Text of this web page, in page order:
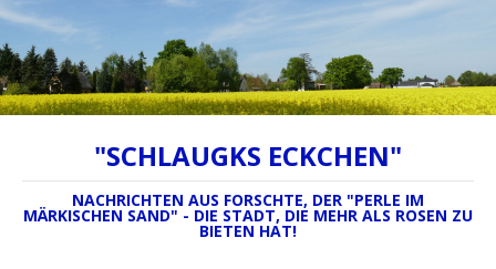
"SCHLAUGKS ECKCHEN"
NACHRICHTEN AUS FORSCHTE, DER "PERLE IM
MÄRKISCHEN SAND" - DIE STADT, DIE MEHR ALS ROSEN ZU
BIETEN HAT!